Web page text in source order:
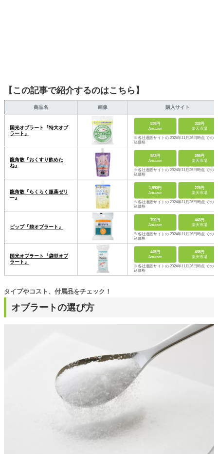
【この記事で紹介するのはこちら】
商品名 画像 購入サイト
国光オブラート『特大オブ
ラート』
539円
Amazon
332円
楽天市場
※各社通販サイトの 2024年11月26日時点 での税
込価格
龍角散『おくすり飲めた
ね』
582円
Amazon
286円
楽天市場
※各社通販サイトの 2024年11月26日時点 での税
込価格
龍角散『らくらく服薬ゼリ
ー』
1,890円
Amazon
276円
楽天市場
※各社通販サイトの 2024年11月26日時点 での税
込価格
ピップ『袋オブラート』
700円
Amazon
443円
楽天市場
※各社通販サイトの 2024年11月26日時点 での税
込価格
国光オブラート『袋型オブ
ラート』
445円
Amazon
435円
楽天市場
※各社通販サイトの 2024年11月26日時点 での税
込価格
オブラートの選び方
タイプやコスト、付属品をチェック！